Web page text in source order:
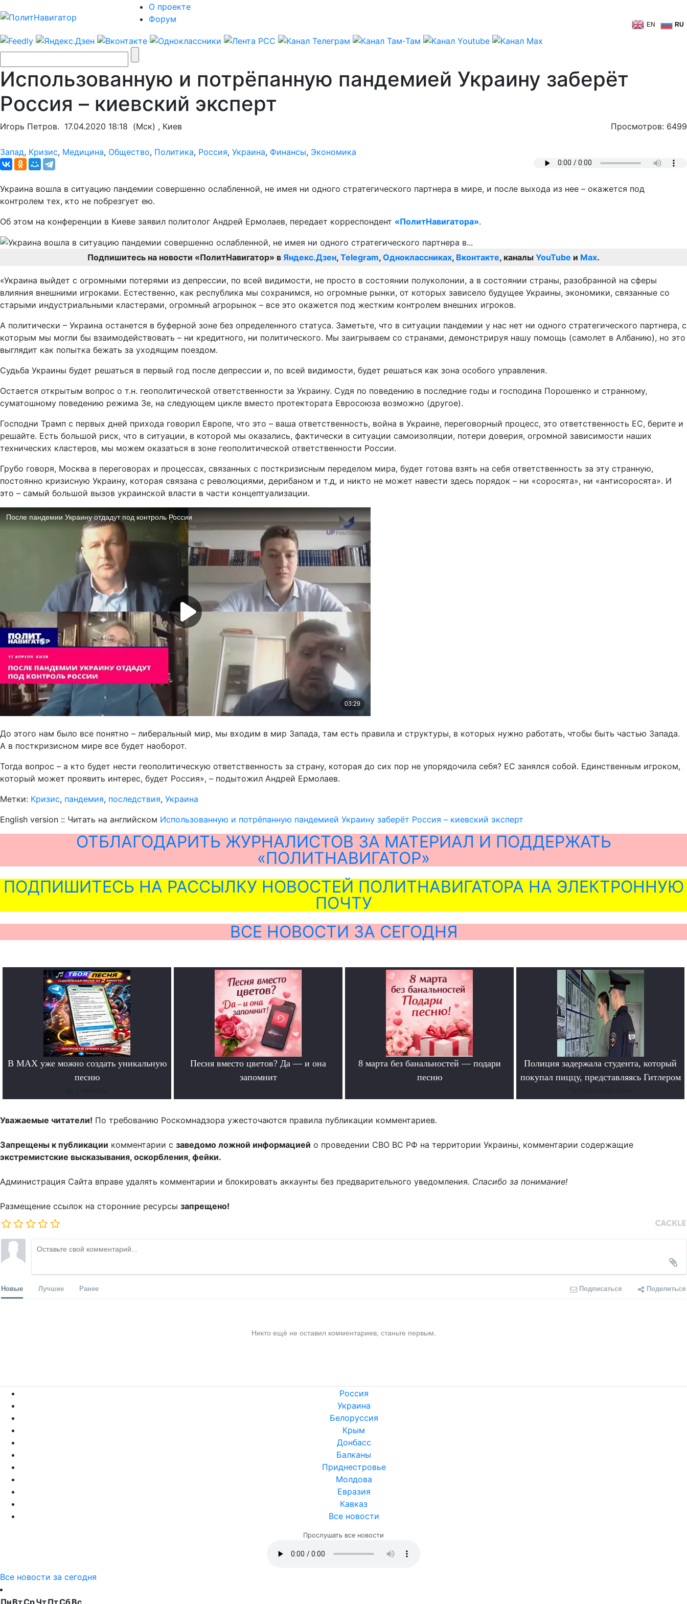
О проекте
Форум
EN RU
Использованную и потрёпанную пандемией Украину заберёт
Россия – киевский эксперт
Игорь Петров. 17.04.2020 18:18 (Мск) , Киев Просмотров: 6499
Запад, Кризис, Медицина, Общество, Политика, Россия, Украина, Финансы, Экономика
Украина вошла в ситуацию пандемии совершенно ослабленной, не имея ни одного стратегического партнера в мире, и после выхода из нее – окажется под
контролем тех, кто не побрезгует ею.
Об этом на конференции в Киеве заявил политолог Андрей Ермолаев, передает корреспондент «ПолитНавигатора».
Подпишитесь на новости «ПолитНавигатор» в Яндекс.Дзен, Telegram, Одноклассниках, Вконтакте, каналы YouTube и Max.
«Украина выйдет с огромными потерями из депрессии, по всей видимости, не просто в состоянии полуколонии, а в состоянии страны, разобранной на сферы
влияния внешними игроками. Естественно, как республика мы сохранимся, но огромные рынки, от которых зависело будущее Украины, экономики, связанные со
старыми индустриальными кластерами, огромный агрорынок – все это окажется под жестким контролем внешних игроков.
А политически – Украина останется в буферной зоне без определенного статуса. Заметьте, что в ситуации пандемии у нас нет ни одного стратегического партнера, с
которым мы могли бы взаимодействовать – ни кредитного, ни политического. Мы заигрываем со странами, демонстрируя нашу помощь (самолет в Албанию), но это
выглядит как попытка бежать за уходящим поездом.
Судьба Украины будет решаться в первый год после депрессии и, по всей видимости, будет решаться как зона особого управления.
Остается открытым вопрос о т.н. геополитической ответственности за Украину. Судя по поведению в последние годы и господина Порошенко и странному,
суматошному поведению режима Зе, на следующем цикле вместо протектората Евросоюза возможно (другое).
Господни Трамп с первых дней прихода говорил Европе, что это – ваша ответственность, война в Украине, переговорный процесс, это ответственность ЕС, берите и
решайте. Есть большой риск, что в ситуации, в которой мы оказались, фактически в ситуации самоизоляции, потери доверия, огромной зависимости наших
технических кластеров, мы можем оказаться в зоне геополитической ответственности России.
Грубо говоря, Москва в переговорах и процессах, связанных с посткризисным переделом мира, будет готова взять на себя ответственность за эту странную,
постоянно кризисную Украину, которая связана с революциями, дерибаном и т.д, и никто не может навести здесь порядок – ни «соросята», ни «антисоросята». И
это – самый большой вызов украинской власти в части концептуализации.
До этого нам было все понятно – либеральный мир, мы входим в мир Запада, там есть правила и структуры, в которых нужно работать, чтобы быть частью Запада.
А в посткризисном мире все будет наоборот.
Тогда вопрос – а кто будет нести геополитическую ответственность за страну, которая до сих пор не упорядочила себя? ЕС занялся собой. Единственным игроком,
который может проявить интерес, будет Россия», – подытожил Андрей Ермолаев.
Метки: Кризис, пандемия, последствия, Украина
English version :: Читать на английском Использованную и потрёпанную пандемией Украину заберёт Россия – киевский эксперт
ОТБЛАГОДАРИТЬ ЖУРНАЛИСТОВ ЗА МАТЕРИАЛ И ПОДДЕРЖАТЬ
«ПОЛИТНАВИГАТОР»
ПОДПИШИТЕСЬ НА РАССЫЛКУ НОВОСТЕЙ ПОЛИТНАВИГАТОРА НА ЭЛЕКТРОННУЮ
ПОЧТУ
ВСЕ НОВОСТИ ЗА СЕГОДНЯ
В MAX уже можно создать уникальную
песню
Песня вместо цветов? Да — и она
запомнит
8 марта без банальностей — подари
песню
Полиция задержала студента, который
покупал пиццу, представляясь Гитлером
Уважаемые читатели! По требованию Роскомнадзора ужесточаются правила публикации комментариев.
Запрещены к публикации комментарии с заведомо ложной информацией о проведении СВО ВС РФ на территории Украины, комментарии содержащие
экстремистские высказывания, оскорбления, фейки.
Администрация Сайта вправе удалять комментарии и блокировать аккаунты без предварительного уведомления. Спасибо за понимание!
Размещение ссылок на сторонние ресурсы запрещено!
Новые Лучшие Ранее Подписаться Поделиться
Никто ещё не оставил комментариев, станьте первым.
Россия
Украина
Белоруссия
Крым
Донбасс
Балканы
Приднестровье
Молдова
Евразия
Кавказ
Все новости
Прослушать все новости
Все новости за сегодня